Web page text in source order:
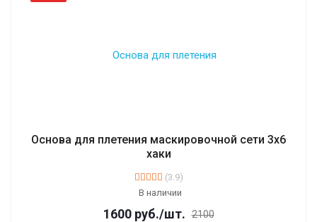
Основа для плетения маскировочной сети 3х6
хаки
(3.9)
В наличии
1600 руб./шт. 2100